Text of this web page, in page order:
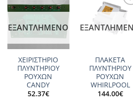
Add to
ΕΞΑΝΤΛΗΜΈΝΟ
ΧΕΙΡΙΣΤΗΡΙΟ
ΠΛΥΝΤΗΡΙΟΥ
ΡΟΥΧΩΝ
CANDY
52.37€
Add to
ΠΛΑΚΕΤΑ
ΠΛΥΝΤΗΡΙΟΥ
ΡΟΥΧΩΝ
WHIRLPOOL
144.00€